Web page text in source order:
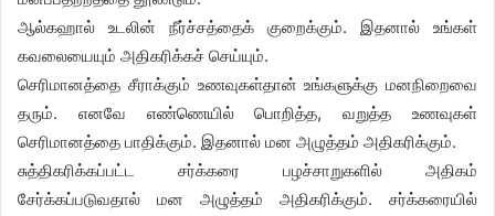
ஆல்கஹால் உடலின் நீர்ச்சத்தைக் குறைக்கும். இதனால் உங்கள்
கவலையையும் அதிகரிக்கச் செய்யும்.
செரிமானத்தை சீராக்கும் உணவுகள்தான் உங்களுக்கு மனநிறைவை
தரும். எனவே எண்ணெயில் பொறித்த, வறுத்த உணவுகள்
செரிமானத்தை பாதிக்கும். இதனால் மன அழுத்தம் அதிகரிக்கும்.
சுத்திகரிக்கப்பட்ட சர்க்கரை பழச்சாறுகளில் அதிகம்
சேர்க்கப்படுவதால் மன அழுத்தம் அதிகரிக்கும். சர்க்கரையில்